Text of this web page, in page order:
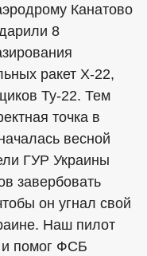
Канатово
8
ракет Х-22,
Ту-22. Тем
точка в
весной
ГУР Украины
завербовать
он угнал свой
Наш пилот
и помог ФСБ